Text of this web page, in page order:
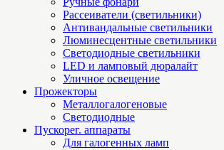
Рассеиватели (светильники)
Антивандальные светильники
Люминесцентные светильники
Cветодиодные светильники
LED и ламповый дюралайт
Уличное освещение
Прожекторы
Металлогалогеновые
Светодиодные
Пускорег. аппараты
Для галогенных ламп